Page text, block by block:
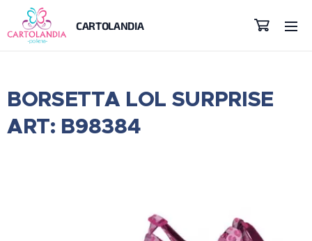
CARTOLANDIA
BORSETTA LOL SURPRISE
ART: B98384